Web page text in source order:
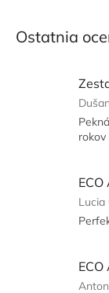
Ostatnia
Ocena
to
5
rokov
na
5
Lucia